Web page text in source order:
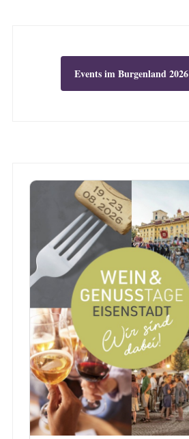
Events im Burgenland 2026